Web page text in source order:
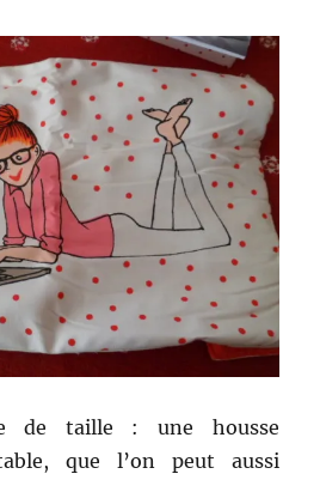
de taille : une housse
que l’on peut aussi